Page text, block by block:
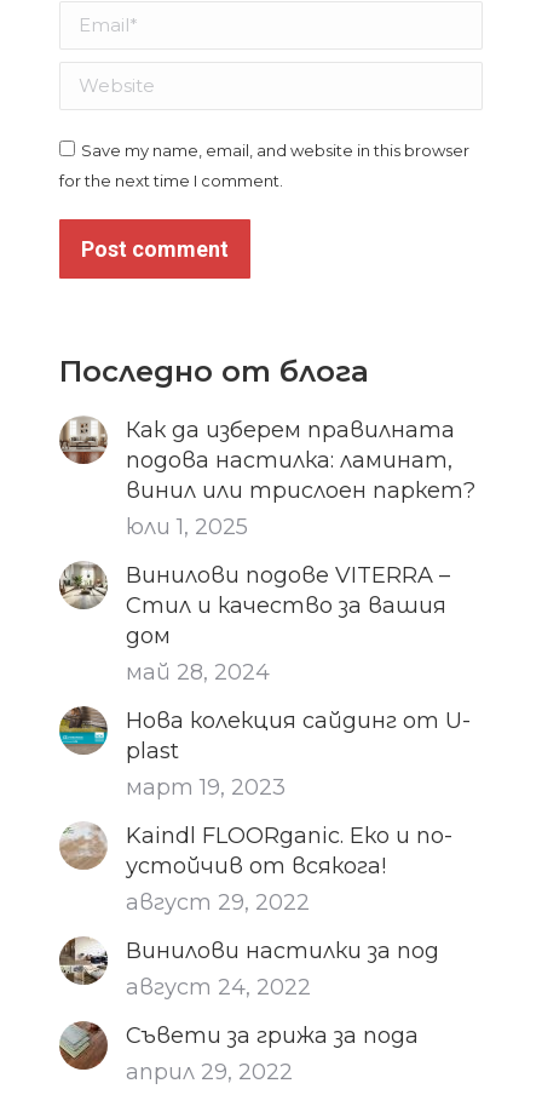
Email *
Website
Save my name, email, and website in this browser
for the next time I comment.
Post comment
Последно от блога
Как да изберем правилната
подова настилка: ламинат,
винил или трислоен паркет?
юли 1, 2025
Винилови подове VITERRA –
Стил и качество за вашия
дом
май 28, 2024
Нова колекция сайдинг от U-
plast
март 19, 2023
Kaindl FLOORganic. Еко и по-
устойчив от всякога!
август 29, 2022
Винилови настилки за под
август 24, 2022
Съвети за грижа за пода
април 29, 2022